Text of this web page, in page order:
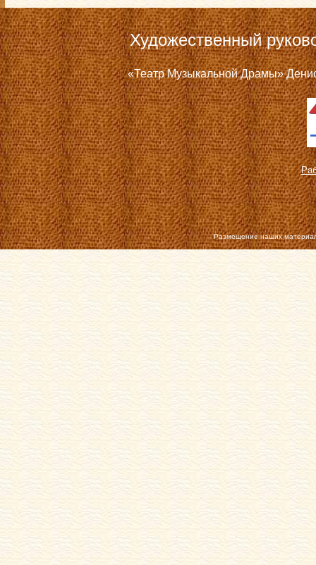
Художественный
«Театр Музыкальной Драмы»
Размещение наших